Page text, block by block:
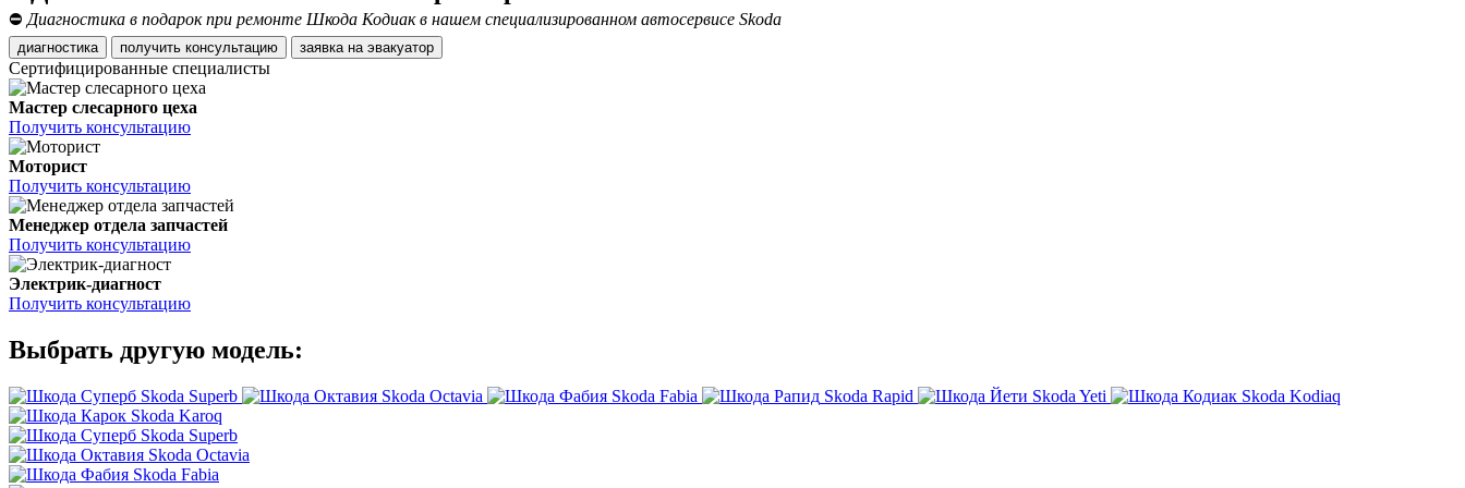
⛔ Диагностика в подарок при ремонте Шкода Кодиак в нашем специализированном автосервисе Skoda
диагностика получить консультацию заявка на эвакуатор
Сертифицированные специалисты
Мастер слесарного цеха
Получить консультацию
Моторист
Получить консультацию
Менеджер отдела запчастей
Получить консультацию
Электрик-диагност
Получить консультацию
Выбрать другую модель:
Skoda Superb Skoda Octavia Skoda Fabia Skoda Rapid Skoda Yeti
Skoda Kodiaq
Skoda Karoq
Skoda Superb
Skoda Octavia
Skoda Fabia